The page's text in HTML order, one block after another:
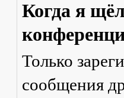
Когда я
Только
сообщения